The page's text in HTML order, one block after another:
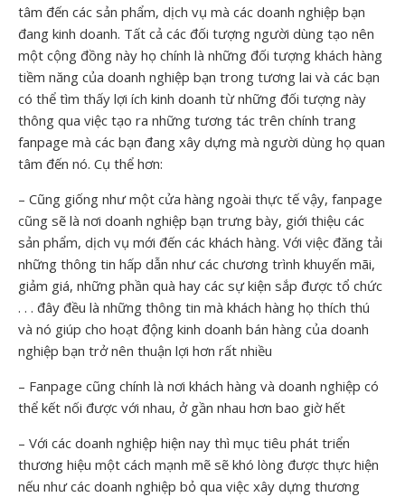
tâm đến các sản phẩm, dịch vụ mà các doanh nghiệp bạn
đang kinh doanh. Tất cả các đối tượng người dùng tạo nên
một cộng đồng này họ chính là những đối tượng khách hàng
tiềm năng của doanh nghiệp bạn trong tương lai và các bạn
có thể tìm thấy lợi ích kinh doanh từ những đối tượng này
thông qua việc tạo ra những tương tác trên chính trang
fanpage mà các bạn đang xây dựng mà người dùng họ quan
tâm đến nó. Cụ thể hơn:
– Cũng giống như một cửa hàng ngoài thực tế vậy, fanpage
cũng sẽ là nơi doanh nghiệp bạn trưng bày, giới thiệu các
sản phẩm, dịch vụ mới đến các khách hàng. Với việc đăng tải
những thông tin hấp dẫn như các chương trình khuyến mãi,
giảm giá, những phần quà hay các sự kiện sắp được tổ chức
. . . đây đều là những thông tin mà khách hàng họ thích thú
và nó giúp cho hoạt động kinh doanh bán hàng của doanh
nghiệp bạn trở nên thuận lợi hơn rất nhiều
– Fanpage cũng chính là nơi khách hàng và doanh nghiệp có
thể kết nối được với nhau, ở gần nhau hơn bao giờ hết
– Với các doanh nghiệp hiện nay thì mục tiêu phát triển
thương hiệu một cách mạnh mẽ sẽ khó lòng được thực hiện
nếu như các doanh nghiệp bỏ qua việc xây dựng thương